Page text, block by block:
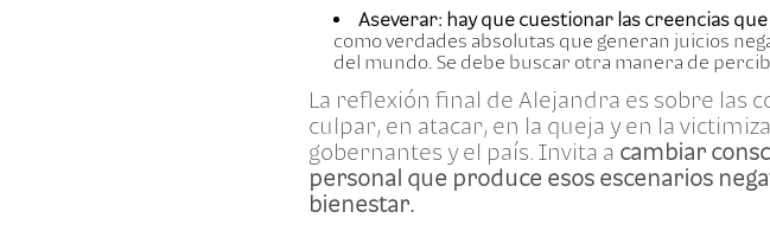
Aseverar: hay que cuestionar las creencias que
como verdades absolutas que generan juicios
del mundo. Se debe buscar otra manera de
La reflexión final de Alejandra es sobre las
culpar, en atacar, en la queja y en la
gobernantes y el país. Invita a cambiar
personal que produce esos escenarios
bienestar.